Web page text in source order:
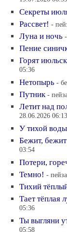
Секреты
Рассвет! -
Луна и ночь
Пение
Горят
05:36
Нетопырь -
Путник -
Летит над
28.06.2026 06:13
У тихой воды
Бежит,
03:54
Потери,
Темно! -
Тихий
Тает тёплая
05:36
Ты выгляни